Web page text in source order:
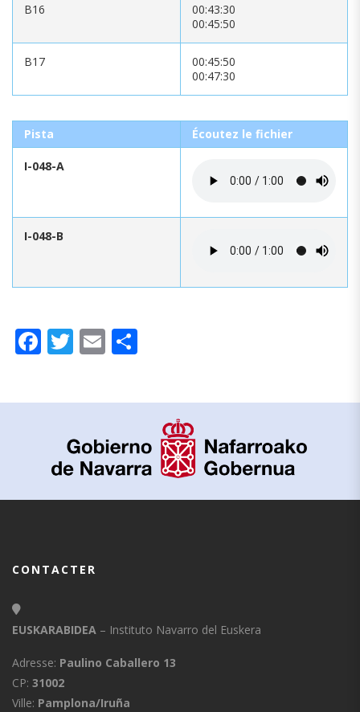
B16
00:43:30
00:45:50
B17
00:45:50
00:47:30
Pista Écoutez le fichier
I-048-A
I-048-B
Facebook
Twitter
Email
CONTACTER
EUSKARABIDEA – Instituto Navarro del Euskera
Adresse: Paulino Caballero 13
CP: 31002
Ville: Pamplona/Iruña